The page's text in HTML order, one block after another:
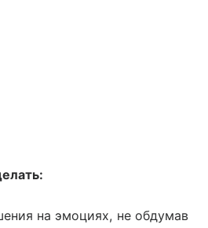
на эмоциях, не обдумав